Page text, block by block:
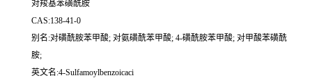
对羧基苯磺酰胺
CAS:138-41-0
别名:对磺酰胺苯甲酸; 对氨磺酰苯甲酸; 4-磺酰胺苯甲酸; 对甲酸苯磺酰
胺;
英文名:4-Sulfamoylbenzoicaci